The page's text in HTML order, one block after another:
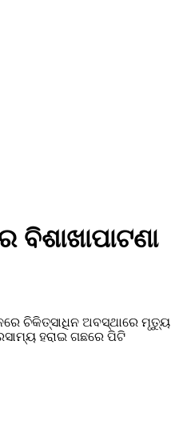
ଚିକିତ୍ସାଧିନ ଅବସ୍ଥାରେ ମୃତ୍ୟୁ
ହରାଇ ଗଛରେ ପିଟି